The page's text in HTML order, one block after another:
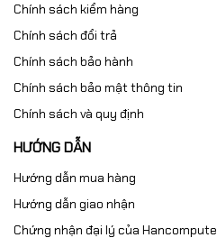
🛒 Mua Màn
UltraFine
Chính Hãng Tại
HANCOMPUTER
Khi mua tạihancomputer.vn
✅ Cam kết hàng chính hãng
Chính sách kiểm hàng
Chính sách đổi trả
Chính sách bảo hành
Chính sách bảo mật thông tin
Chính sách và quy định
HƯỚNG DẪN
Hướng dẫn mua hàng
Hướng dẫn giao nhận
Chứng nhận đại lý của